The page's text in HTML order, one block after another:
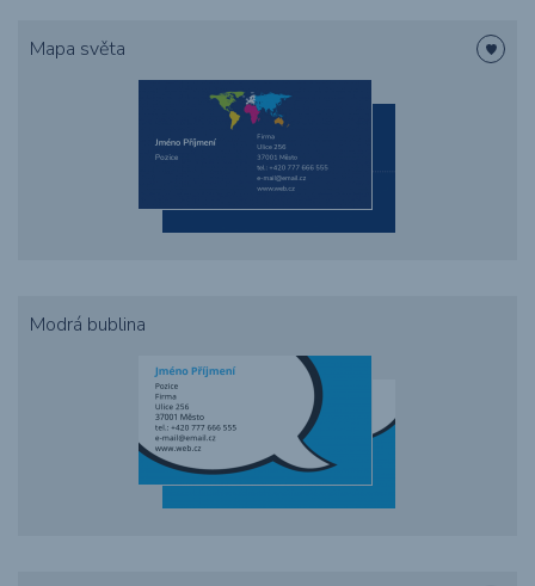
Mapa světa
Modrá bublina